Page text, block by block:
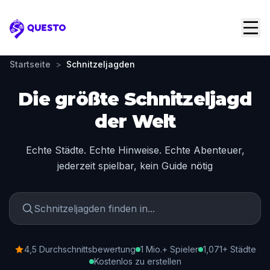
Questo
Startseite > Schnitzeljagden
Die größte Schnitzeljagd
der Welt
Echte Städte. Echte Hinweise. Echte Abenteuer,
jederzeit spielbar, kein Guide nötig
4,5 Durchschnittsbewertung 1 Mio.+ Spieler 1,071+ Städte
Kostenlos zu erstellen